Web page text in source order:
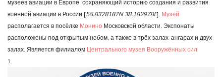
винты»
музеев авиации в Европе, сохраняющий историю создания и развития
военной авиации в России [55.8328187N 38.182978E]. Музей
располагается в посёлке Монино Московской области. Экспонаты
расположены под открытым небом, а также в трёх залах-ангарах и двух
залах. Является филиалом Центрального музея Вооружённых сил.
1.